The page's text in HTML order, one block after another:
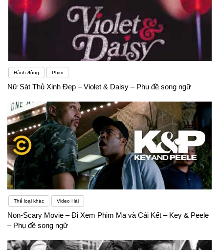
Hành động Phim
Nữ Sát Thủ Xinh Đẹp – Violet & Daisy – Phụ đề song ngữ
Thể loại khác Video Hài
Non-Scary Movie – Đi Xem Phim Ma và Cái Kết – Key & Peele
– Phụ đề song ngữ